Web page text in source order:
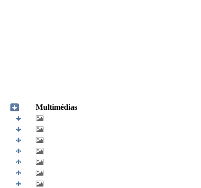
Multimédias